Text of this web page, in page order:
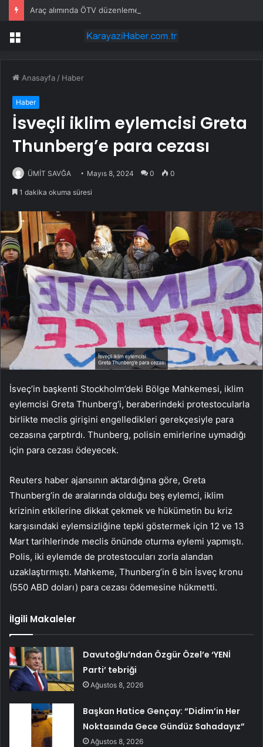
Menü
Anasayfa / Haber
Haber
İsveçli iklim eylemcisi Greta
Thunberg’e para cezası
ÜMİT SAVĞA Mayıs 8, 2024 0 0
1 dakika okuma süresi
İsveç’in başkenti Stockholm’deki Bölge Mahkemesi, iklim
eylemcisi Greta Thunberg’i, beraberindeki protestocularla
birlikte meclis girişini engelledikleri gerekçesiyle para
cezasına çarptırdı. Thunberg, polisin emirlerine uymadığı
için para cezası ödeyecek.
Reuters haber ajansının aktardığına göre, Greta
Thunberg’in de aralarında olduğu beş eylemci, iklim
krizinin etkilerine dikkat çekmek ve hükümetin bu kriz
karşısındaki eylemsizliğine tepki göstermek için 12 ve 13
Mart tarihlerinde meclis önünde oturma eylemi yapmıştı.
Polis, iki eylemde de protestocuları zorla alandan
uzaklaştırmıştı. Mahkeme, Thunberg’in 6 bin İsveç kronu
(550 ABD doları) para cezası ödemesine hükmetti.
İlgili Makaleler
Davutoğlu’ndan Özgür Özel’e ‘YENİ
Parti’ tebriği
Ağustos 8, 2026
Başkan Hatice Gençay: “Didim’in Her
Noktasında Gece Gündüz Sahadayız”
Ağustos 8, 2026